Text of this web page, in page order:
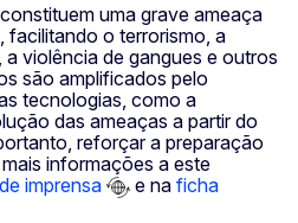
uma grave ameaça
facilitando o terrorismo, a
violência de gangues e outros
são amplificados pelo
tecnologias, como a
das ameaças a partir do
reforçar a preparação
informações a este
imprensa e na ficha